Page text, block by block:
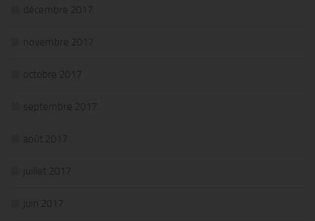
décembre 2017
novembre 2017
octobre 2017
septembre 2017
août 2017
juillet 2017
juin 2017